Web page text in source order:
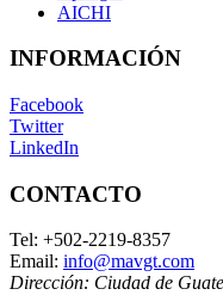
AICHI
INFORMACIÓN
Facebook
Twitter
LinkedIn
CONTACTO
Tel: +502-2219-8357
Email: info@mavgt.com
Dirección: Ciudad de